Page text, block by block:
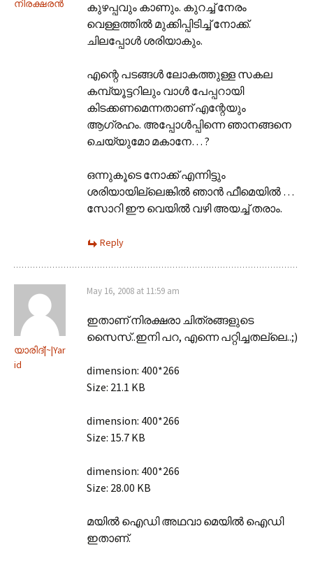
നിരക്ഷരന്‍
കുഴപ്പവും കാണും. കുറച്ച് നേരം
വെള്ളത്തില്‍ മുക്കിപ്പിടിച്ച് നോക്ക്.
ചിലപ്പോള്‍ ശരിയാകും.
എന്റെ പടങ്ങള്‍ ലോകത്തുള്ള സകല
കമ്പ്യൂട്ടറിലും വാള്‍ പേപ്പറായി
കിടക്കണമെന്നതാണ് എന്റേയും
ആഗ്രഹം. അപ്പോള്‍പ്പിന്നെ ഞാനങ്ങനെ
ചെയ്യുമോ മകാനേ… ?
ഒന്നുകൂടെ നോക്ക് എന്നിട്ടും
ശരിയായില്ലെങ്കില്‍ ഞാന്‍ ഫീമെയില്‍ …
സോറി ഈ വെയില്‍ വഴി അയച്ച് തരാം.
Reply
യാരിദ്‌|~|Yar
id
May 16, 2008 at 11:59 am
ഇതാണ് നിരക്ഷരാ ചിത്രങ്ങളുടെ
സൈസ്..ഇനി പറ, എന്നെ പറ്റിച്ചതല്ലെ..;)
dimension: 400*266
Size: 21.1 KB
dimension: 400*266
Size: 15.7 KB
dimension: 400*266
Size: 28.00 KB
മയില്‍ ഐഡി അഥവാ മെയില്‍ ഐഡി
ഇതാണ്.